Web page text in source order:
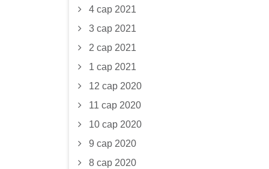
4 сар 2021
3 сар 2021
2 сар 2021
1 сар 2021
12 сар 2020
11 сар 2020
10 сар 2020
9 сар 2020
8 сар 2020